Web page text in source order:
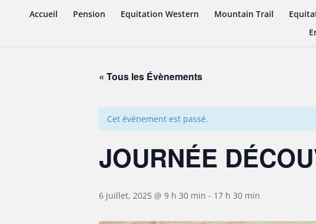
Accueil Pension Equitation Western Mountain Trail
« Tous les Évènements
Cet évènement est passé.
JOURNÉE
6 juillet, 2025 @ 9 h 30 min - 17 h 30 min